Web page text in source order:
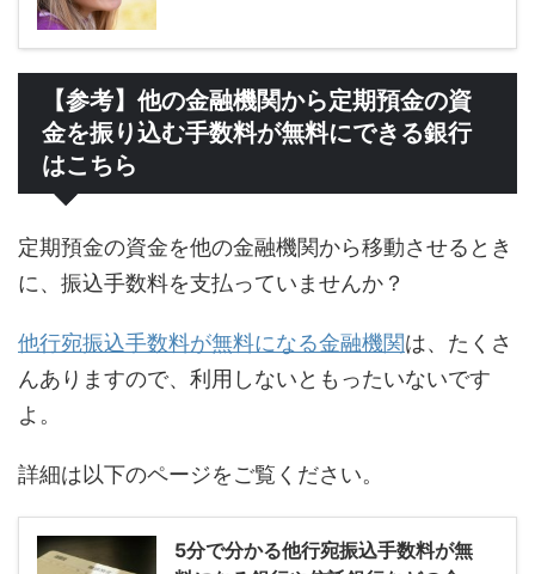
【参考】他の金融機関から定期預金の資
金を振り込む手数料が無料にできる銀行
はこちら
定期預金の資金を他の金融機関から移動させるとき
に、振込手数料を支払っていませんか？
他行宛振込手数料が無料になる金融機関は、たくさ
んありますので、利用しないともったいないです
よ。
詳細は以下のページをご覧ください。
5分で分かる他行宛振込手数料が無